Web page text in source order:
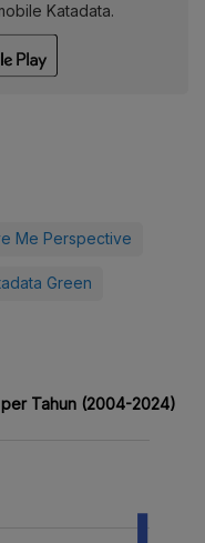
Katadata.
Me Perspective
Green